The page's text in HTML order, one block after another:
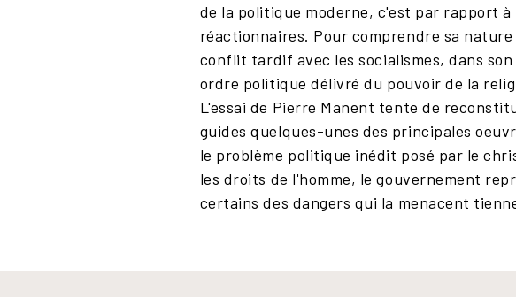
de la politique moderne, c'est par rapport
réactionnaires. Pour comprendre sa
conflit tardif avec les socialismes, dans
ordre politique délivré du pouvoir de la
L'essai de Pierre Manent tente de
guides quelques-unes des principales
le problème politique inédit posé par le
les droits de l'homme, le gouvernement
certains des dangers qui la menacent